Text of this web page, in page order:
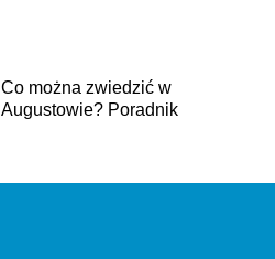
Co można zwiedzić w
Augustowie? Poradnik